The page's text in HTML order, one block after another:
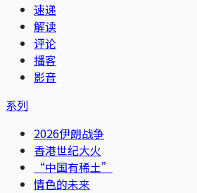
速递
解读
评论
播客
影音
系列
2026伊朗战争
香港世纪大火
“中国有稀土”
情色的未来